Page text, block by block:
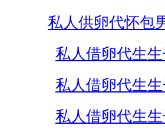
私人供卵代怀包
私人借卵代生
私人借卵代生
私人借卵代生